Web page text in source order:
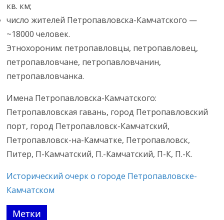
кв. км;
число жителей Петропавловска-Камчатского —
~18000 человек.
Этнохороним: петропавловцы, петропавловец,
петропавловчане, петропавловчанин,
петропавловчанка.
Имена Петропавловска-Камчатского:
Петропавловская гавань, город Петропавловский
порт, город Петропавловск-Камчатский,
Петропавловск-на-Камчатке, Петропавловск,
Питер, П-Камчатский, П.-Камчатский, П-К, П.-К.
Исторический очерк о городе Петропавловске-
Камчатском
Метки